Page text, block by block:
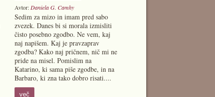
Avtor: Daniela G. Camhy
Sedim za mizo in imam pred sabo
zvezek. Danes bi si morala izmisliti
čisto posebno zgodbo. Ne vem, kaj
naj napišem. Kaj je pravzaprav
zgodba? Kako naj pričnem, nič mi ne
pride na misel. Pomislim na
Katarino, ki sama piše zgodbe, in na
Barbaro, ki zna tako dobro risati....
več